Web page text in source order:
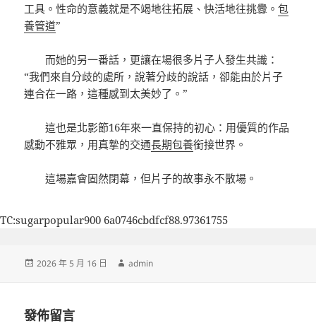
工具。性命的意義就是不竭地往拓展、快活地往挑釁。包
養管道”
而她的另一番話，更讓在場很多片子人發生共識：
“我們來自分歧的處所，說著分歧的說話，卻能由於片子
連合在一路，這種感到太美妙了。”
這也是北影節16年來一直保持的初心：用優質的作品
感動不雅眾，用真摯的交通長期包養銜接世界。
這場嘉會固然閉幕，但片子的故事永不散場。
TC:sugarpopular900 6a0746cbdfcf88.97361755
發
2026 年 5 月 16 日
作
admin
發佈留言